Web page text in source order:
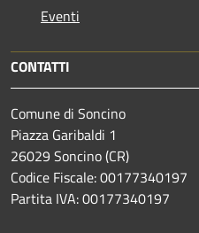
Eventi
CONTATTI
Comune di Soncino
Piazza Garibaldi 1
26029 Soncino (CR)
Codice Fiscale: 00177340197
Partita IVA: 00177340197